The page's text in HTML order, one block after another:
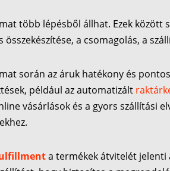
több lépésből állhat. Ezek között
összekészítése, a csomagolás, a
során az áruk hatékony és
például az automatizált
vásárlások és a gyors szállítási
a termékek átvitelét jelenti